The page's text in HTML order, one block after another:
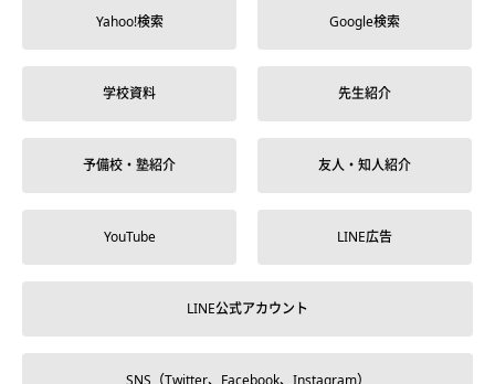
Yahoo!検索 Google検索
学校資料 先生紹介
予備校・塾紹介 友人・知人紹介
YouTube LINE広告
LINE公式アカウント
SNS（Twitter、Facebook、Instagram）